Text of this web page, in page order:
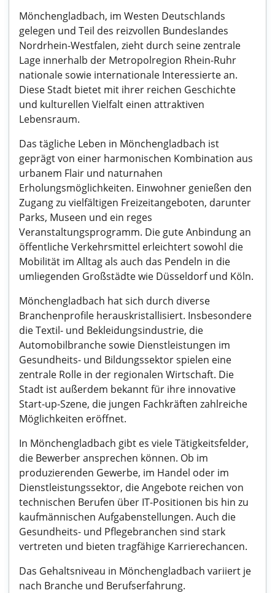
Mönchengladbach, im Westen Deutschlands
gelegen und Teil des reizvollen Bundeslandes
Nordrhein-Westfalen, zieht durch seine zentrale
Lage innerhalb der Metropolregion Rhein-Ruhr
nationale sowie internationale Interessierte an.
Diese Stadt bietet mit ihrer reichen Geschichte
und kulturellen Vielfalt einen attraktiven
Lebensraum.
Das tägliche Leben in Mönchengladbach ist
geprägt von einer harmonischen Kombination aus
urbanem Flair und naturnahen
Erholungsmöglichkeiten. Einwohner genießen den
Zugang zu vielfältigen Freizeitangeboten, darunter
Parks, Museen und ein reges
Veranstaltungsprogramm. Die gute Anbindung an
öffentliche Verkehrsmittel erleichtert sowohl die
Mobilität im Alltag als auch das Pendeln in die
umliegenden Großstädte wie Düsseldorf und Köln.
Mönchengladbach hat sich durch diverse
Branchenprofile herauskristallisiert. Insbesondere
die Textil- und Bekleidungsindustrie, die
Automobilbranche sowie Dienstleistungen im
Gesundheits- und Bildungssektor spielen eine
zentrale Rolle in der regionalen Wirtschaft. Die
Stadt ist außerdem bekannt für ihre innovative
Start-up-Szene, die jungen Fachkräften zahlreiche
Möglichkeiten eröffnet.
In Mönchengladbach gibt es viele Tätigkeitsfelder,
die Bewerber ansprechen können. Ob im
produzierenden Gewerbe, im Handel oder im
Dienstleistungssektor, die Angebote reichen von
technischen Berufen über IT-Positionen bis hin zu
kaufmännischen Aufgabenstellungen. Auch die
Gesundheits- und Pflegebranchen sind stark
vertreten und bieten tragfähige Karrierechancen.
Das Gehaltsniveau in Mönchengladbach variiert je
nach Branche und Berufserfahrung.